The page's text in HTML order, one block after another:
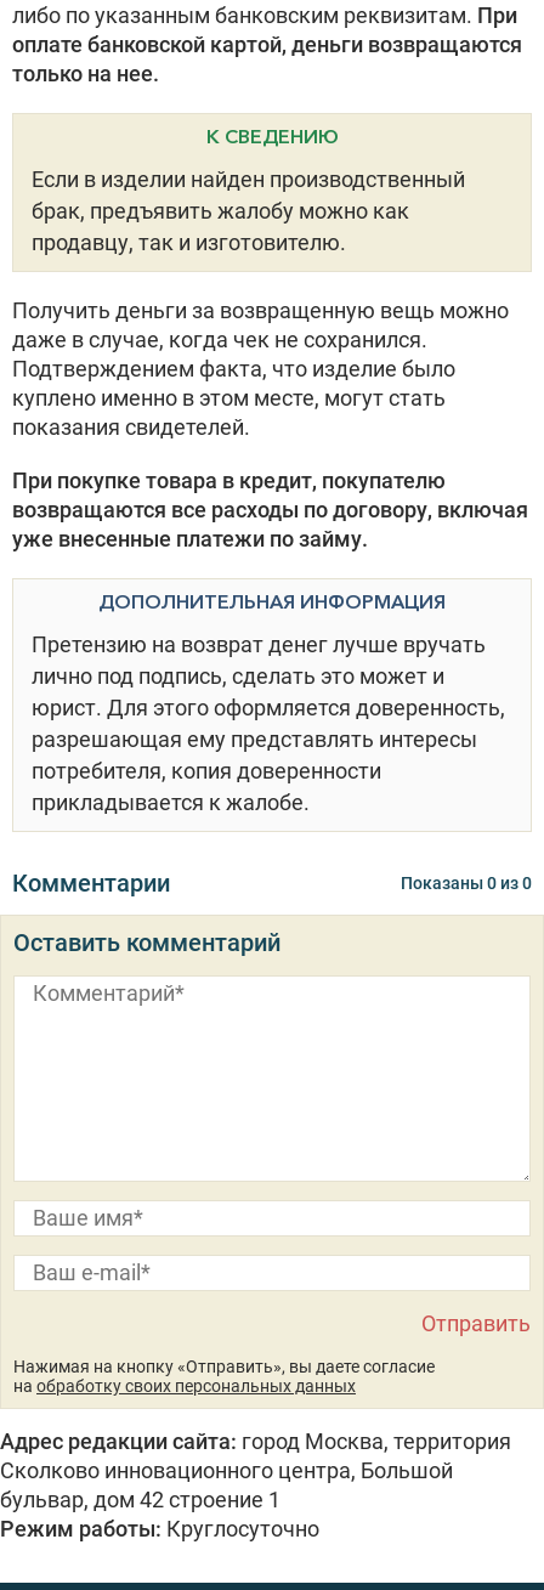
либо по указанным банковским реквизитам. При
оплате банковской картой, деньги возвращаются
только на нее.
К СВЕДЕНИЮ
Если в изделии найден производственный
брак, предъявить жалобу можно как
продавцу, так и изготовителю.
Получить деньги за возвращенную вещь можно
даже в случае, когда чек не сохранился.
Подтверждением факта, что изделие было
куплено именно в этом месте, могут стать
показания свидетелей.
При покупке товара в кредит, покупателю
возвращаются все расходы по договору, включая
уже внесенные платежи по займу.
ДОПОЛНИТЕЛЬНАЯ ИНФОРМАЦИЯ
Претензию на возврат денег лучше вручать
лично под подпись, сделать это может и
юрист. Для этого оформляется доверенность,
разрешающая ему представлять интересы
потребителя, копия доверенности
прикладывается к жалобе.
Комментарии Показаны0 из0
Оставить комментарий
Нажимая на кнопку «Отправить», вы даете согласие
на обработку своих персональных данных
Адрес редакции сайта: город Москва, территория
Сколково инновационного центра, Большой
бульвар, дом 42 строение 1
Режим работы: Круглосуточно